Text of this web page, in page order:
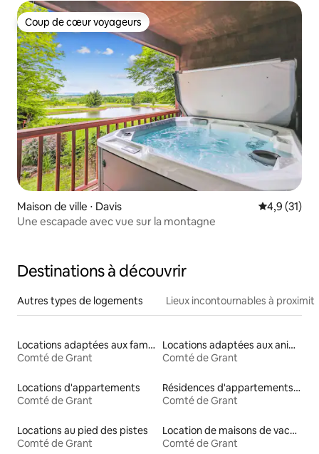
Coup de cœur voyageurs
Coup de cœur voyageurs
Maison de ville ⋅ Davis Évaluation
4,9 (31)
Une escapade avec vue sur la montagne
Destinations à découvrir
Autres types de logements Lieux incontournables à
Locations adaptées aux familles
Comté de Grant
Locations adaptées aux animaux
Comté de Grant
Locations d'appartements
Comté de Grant
Résidences d'appartements en location
Comté de Grant
Locations au pied des pistes
Comté de Grant
Location de maisons de vacances
Comté de Grant